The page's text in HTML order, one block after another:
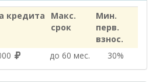
кредита
Макс.
срок
Мин.
перв.
взнос.
до 60 мес. 30%